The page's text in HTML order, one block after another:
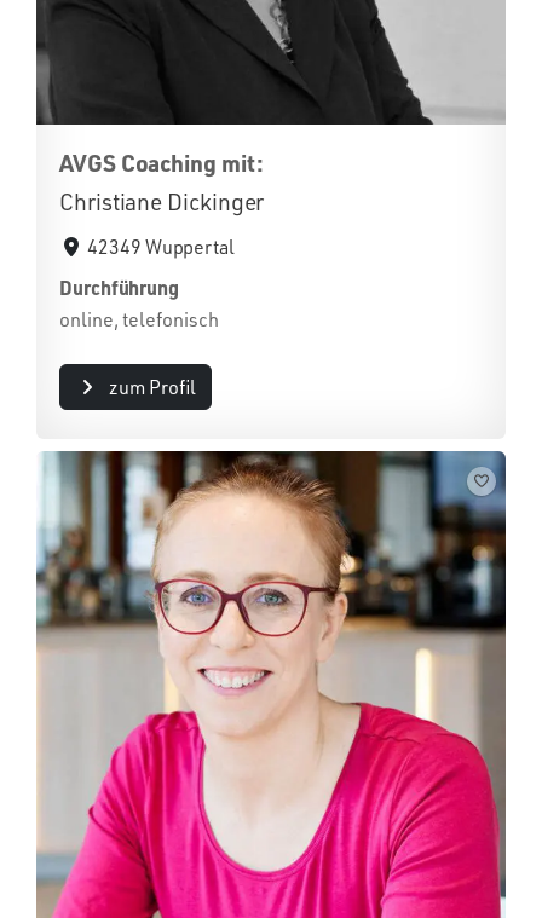
AVGS Coaching mit:
Christiane Dickinger
42349 Wuppertal
Durchführung
online, telefonisch
zum Profil